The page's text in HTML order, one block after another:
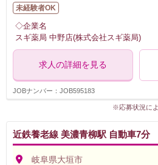
未経験者OK
◇企業名
スギ薬局 中野店(株式会社スギ薬局)
求人の詳細を見る
JOBナンバー：JOB595183
※応募状況に
近鉄養老線 美濃青柳駅 自動車7分
岐阜県大垣市